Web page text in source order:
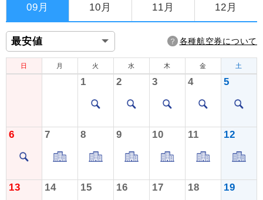
09月 10月 11月 12月
各種航空券について
日 月 火 水 木 金 土
1 2 3 4 5
6 7 8 9 10 11 12
13 14 15 16 17 18 19